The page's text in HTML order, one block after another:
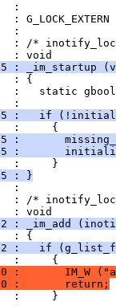
:
: G_LOCK_EXTERN
:
: /*
: void
: _im_startup
: {
:   static
:
:   if
:     {
:
:
:     }
: }
:
: /*
: void
: _im_add
: {
:   if
:     {
:       IM_W
:       return;
:     }